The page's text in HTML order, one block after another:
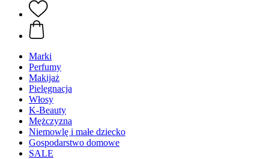
Marki
Perfumy
Makijaż
Pielęgnacja
Włosy
K-Beauty
Mężczyzna
Niemowlę i małe dziecko
Gospodarstwo domowe
SALE